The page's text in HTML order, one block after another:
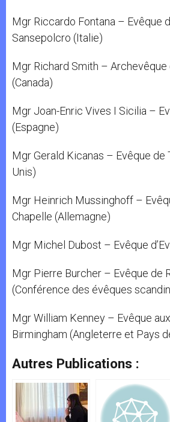
Mgr Riccardo Fontana – Evêque
Sansepolcro (Italie)
Mgr Richard Smith – Archevêque
(Canada)
Mgr Joan-Enric Vives I Sicilia –
(Espagne)
Mgr Gerald Kicanas – Evêque de
Unis)
Mgr Heinrich Mussinghoff –
Chapelle (Allemagne)
Mgr Michel Dubost – Evêque
Mgr Pierre Burcher – Evêque de
(Conférence des évêques
Mgr William Kenney – Evêque
Birmingham (Angleterre et Pays
Autres Publications :